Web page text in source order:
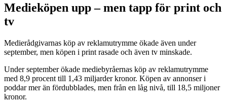
Medieköpen upp – men tapp för print och
tv
Medierådgivarnas köp av reklamutrymme ökade även under
september, men köpen i print rasade och även tv minskade.
Under september ökade mediebyråernas köp av reklamutrymme
med 8,9 procent till 1,43 miljarder kronor. Köpen av annonser i
poddar mer än fördubblades, men från en låg nivå, till 18,5 miljoner
kronor.